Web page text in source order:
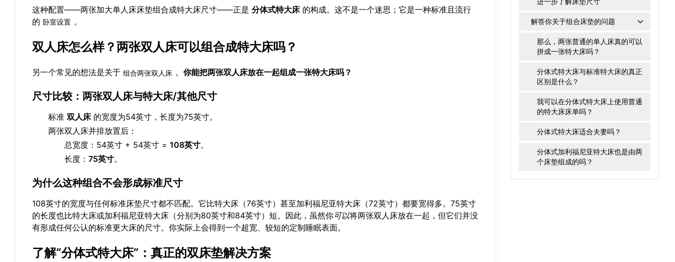
这种配置——两张加大单人床床垫组合成特大床尺寸——正是 分体式特大床的构成。这不是一个迷思；它是一种标准且流行
的 卧室设置 。
双人床怎么样？两张双人床可以组合成特大床吗？
另一个常见的想法是关于 组合两张双人床 。 你能把两张双人床放在一起组成一张特大床吗？
尺寸比较：两张双人床与特大床/其他尺寸
标准 双人床的宽度为54英寸，长度为75英寸。
两张双人床并排放置后：
总宽度：54英寸 + 54英寸 = 108英寸。
长度： 75英寸。
为什么这种组合不会形成标准尺寸
108英寸的宽度与任何标准床垫尺寸都不匹配。它比特大床（76英寸）甚至加利福尼亚特大床（72英寸）都要宽得多。75英寸
的长度也比特大床或加利福尼亚特大床（分别为80英寸和84英寸）短。因此，虽然你可以将两张双人床放在一起，但它们并没
有形成任何公认的标准更大床的尺寸。你实际上会得到一个超宽、较短的定制睡眠表面。
了解“分体式特大床”：真正的双床垫解决方案
解答你关于组合床垫的问题
那么，两张普通的单人床真的可以
拼成一张特大床吗？
分体式特大床与标准特大床的真正
区别是什么？
我可以在分体式特大床上使用普通
的特大床床单吗？
分体式特大床适合夫妻吗？
分体式加利福尼亚特大床也是由两
个床垫组成的吗？